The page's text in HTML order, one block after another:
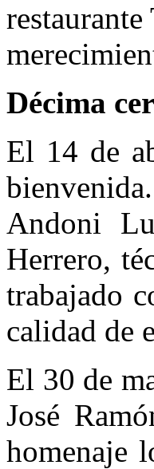
Décima
El 14 de
Andoni
Herrero,
trabajado
calidad de
El 30 de
José
homenaje